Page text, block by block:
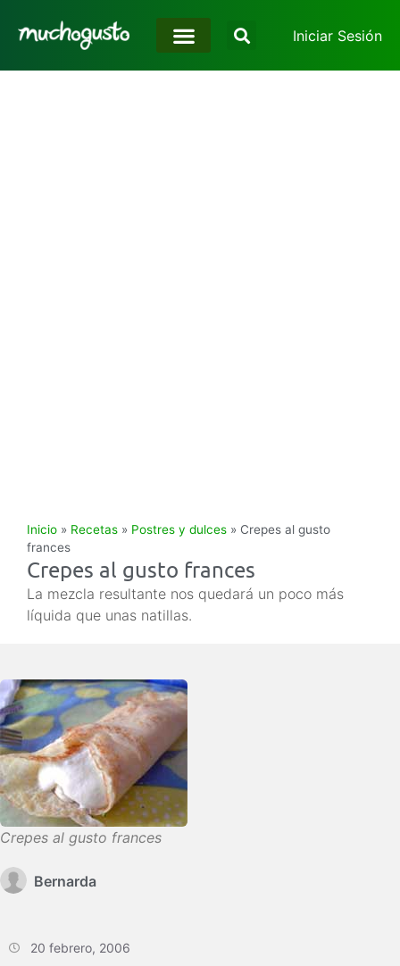
Iniciar Sesión
Inicio » Recetas » Postres y dulces » Crepes al gusto
frances
Crepes al gusto frances
La mezcla resultante nos quedará un poco más
líquida que unas natillas.
Crepes al gusto frances
Bernarda
20 febrero, 2006